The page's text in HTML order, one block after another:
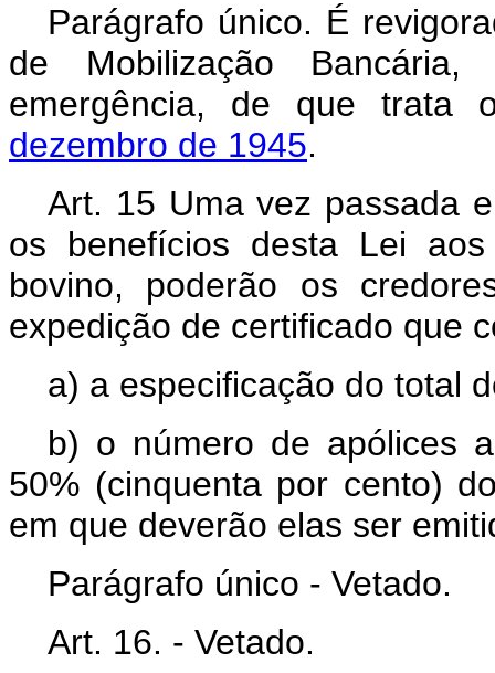
Parágrafo único. É
de Mobilização
emergência, de que
dezembro de 1945.
Art. 15 Uma vez passada
os benefícios desta Lei
bovino, poderão os
expedição de certificado que
a) a especificação do total
b) o número de apólices
50% (cinquenta por cento)
em que deverão elas ser
Parágrafo único - Vetado.
Art. 16. - Vetado.